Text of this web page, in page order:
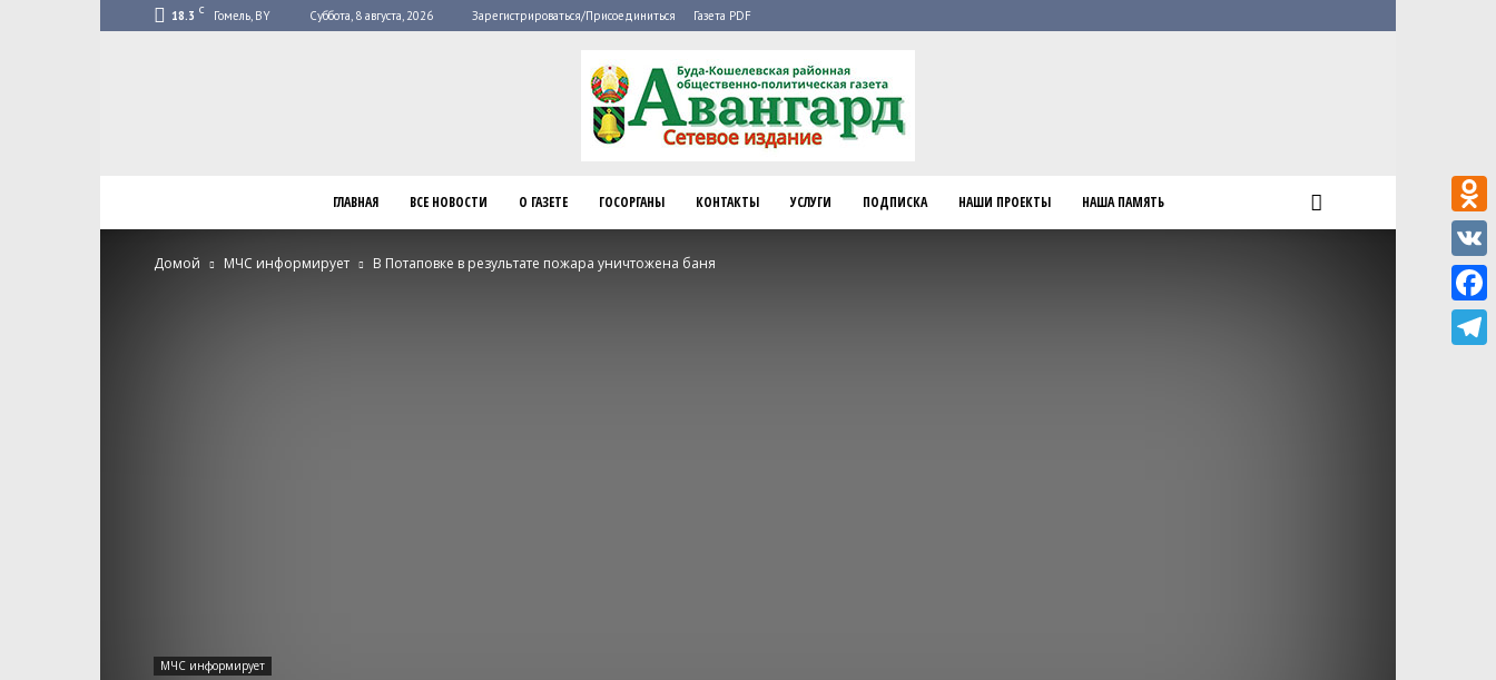
18.3 C Гомель, BY Суббота, 8 августа, 2026 Зарегистрироваться/Присоединиться Газета PDF
Буда-
ГЛАВНАЯ ВСЕ НОВОСТИ О ГАЗЕТЕ ГОСОРГАНЫ КОНТАКТЫ УСЛУГИ ПОДПИСКА НАШИ ПРОЕКТЫ НАША ПАМЯТЬ
Домой МЧС информирует В Потаповке в результате пожара уничтожена баня
МЧС информирует
VK